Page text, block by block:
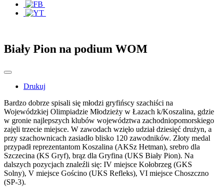
Biały Pion na podium WOM
Drukuj
Bardzo dobrze spisali się młodzi gryfińscy szachiści na
Wojewódzkiej Olimpiadzie Młodzieży w Łazach k/Koszalina, gdzie
w gronie najlepszych klubów województwa zachodniopomorskiego
zajęli trzecie miejsce. W zawodach wzięło udział dziesięć drużyn, a
przy szachownicach zasiadło blisko 120 zawodników. Złoty medal
przypadł reprezentantom Koszalina (AKSz Hetman), srebro dla
Szczecina (KS Gryf), brąz dla Gryfina (UKS Biały Pion). Na
dalszych pozycjach znaleźli się: IV miejsce Kołobrzeg (GKS
Solny), V miejsce Gościno (UKS Refleks), VI miejsce Choszczno
(SP-3).